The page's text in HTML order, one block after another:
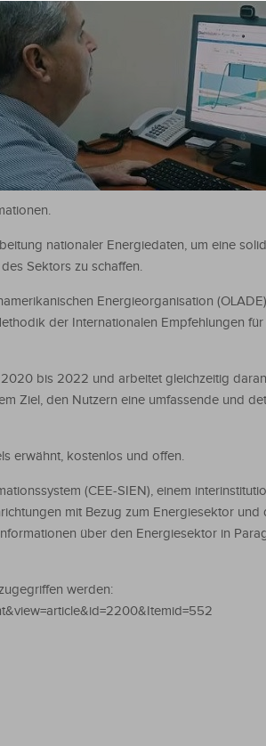
nationaler Energiedaten, um eine
Sektors zu schaffen.
Energieorganisation (OLADE)
der Internationalen Empfehlungen für
bis 2022 und arbeitet gleichzeitig
Ziel, den Nutzern eine umfassende und
erwähnt, kostenlos und offen.
(CEE-SIEN), einem
mit Bezug zum Energiesektor und
über den Energiesektor in
werden: